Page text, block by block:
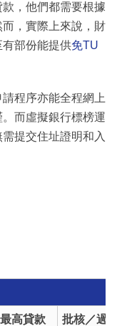
，他們都需要根據
，實際上來說，財
部份能提供免TU
程序亦能全程網上
而虛擬銀行標榜運
提交住址證明和入
最高貸款
批核／過